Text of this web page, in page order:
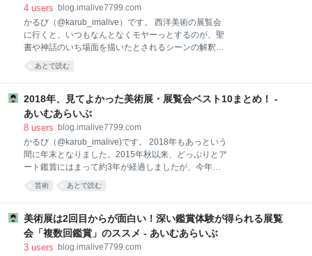
る！』【感想レビュー】 - あいむあらいぶ
4 users blog.imalive7799.com
かるび（@karub_imalive）です。 西洋美術の展覧会
に行くと、いつもなんとなくモヤーっとするのが、聖
書や神話のいち場面を描いたとされるシーンの解釈で
す。キャプションを見て、「ふむふむなるほど」と一
端は納得はするものの、再び顔を上げて絵画を見直し
が残った経験ってないでしょうか？ 特に、その中でも
最難関なのが「旧約聖書」の世界です。同書は、キリ
スト生誕以前の、神とイスラエルの民の間で紡がれた
すが、歴代の巨匠たちによって非常に多くのシーンが
描かれてきました。しかし、よほど世界史を熱心に学
んでいる人は別として、古代のイスラエル人の歴史は
日本人に縁遠い世界の話です。たとえば、西洋絵画を
ないですよね？！
あとで読む
2018年、見てよかった美術展・展覧会ベスト10まとめ！ -
あいむあらいぶ
8 users blog.imalive7799.com
かるび（@karub_imalive)です。 2018年もあっという
間に年末となりました。2015年秋以来、どっぷりとア
ート鑑賞にはまって約3年が経過しましたが、今年も
ガッツリ展覧会に足を運びました！ちゃんと数えては
いませんが、恐らく2018年は、過去最高の200くらい
昨年に引続き、2018年度展覧会ベスト10を選んでみた
いと思います！それでは行ってみましょう。 10位：快
慶・定慶展（東京国立博物館） 9位：建築の日本展
芸術 あとで読む
美術展は2回目からが面白い！深い鑑賞体験が得られる展覧
会「複数回鑑賞」のススメ - あいむあらいぶ
3 users blog.imalive7799.com